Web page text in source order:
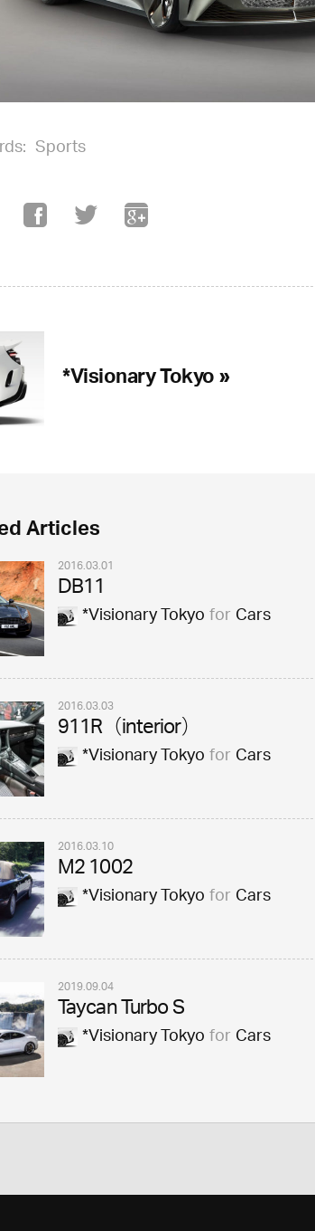
Sports
*Visionary Tokyo »
Articles
2016.03.01
DB11
*Visionary TokyoforCars
2016.03.03
911R（interior）
*Visionary TokyoforCars
2016.03.10
M2 1002
*Visionary TokyoforCars
2019.09.04
Taycan Turbo S
*Visionary TokyoforCars